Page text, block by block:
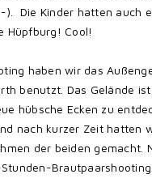
Die Kinder hatten auch
Hüpfburg! Cool!
haben wir das
benutzt. Das Gelände
hübsche Ecken zu
nach kurzer Zeit hatten
der beiden gemacht.